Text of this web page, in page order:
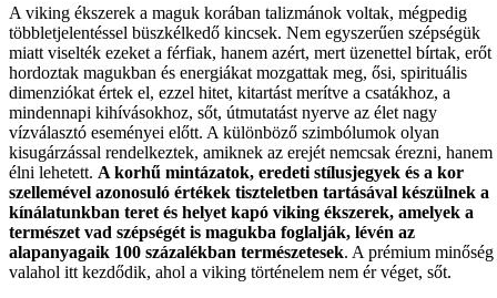
A viking ékszerek a maguk korában talizmánok voltak, mégpedig
többletjelentéssel büszkélkedő kincsek. Nem egyszerűen szépségük
miatt viselték ezeket a férfiak, hanem azért, mert üzenettel bírtak, erőt
hordoztak magukban és energiákat mozgattak meg, ősi, spirituális
dimenziókat értek el, ezzel hitet, kitartást merítve a csatákhoz, a
mindennapi kihívásokhoz, sőt, útmutatást nyerve az élet nagy
vízválasztó eseményei előtt. A különböző szimbólumok olyan
kisugárzással rendelkeztek, amiknek az erejét nemcsak érezni, hanem
élni lehetett. A korhű mintázatok, eredeti stílusjegyek és a kor
szellemével azonosuló értékek tiszteletben tartásával készülnek a
kínálatunkban teret és helyet kapó viking ékszerek, amelyek a
természet vad szépségét is magukba foglalják, lévén az
alapanyagaik 100 százalékban természetesek. A prémium minőség
valahol itt kezdődik, ahol a viking történelem nem ér véget, sőt.